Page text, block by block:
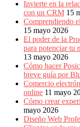
Invierte en la
con un CRM 15
Comprendiendo
15 mayo 2026
El poder de la
para potenciar tu
13 mayo 2026
Cómo hacer
breve guía por
Comercio
online 11 mayo
Cómo crear
mayo 2026
Diseño Web